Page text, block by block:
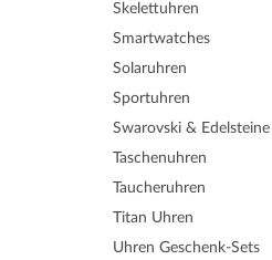
Skelettuhren
Smartwatches
Solaruhren
Sportuhren
Swarovski & Edelsteine
Taschenuhren
Taucheruhren
Titan Uhren
Uhren Geschenk-Sets